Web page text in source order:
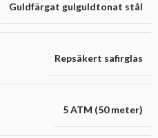
Guldfärgat gulguldtonat stål
Repsäkert safirglas
5 ATM (50 meter)